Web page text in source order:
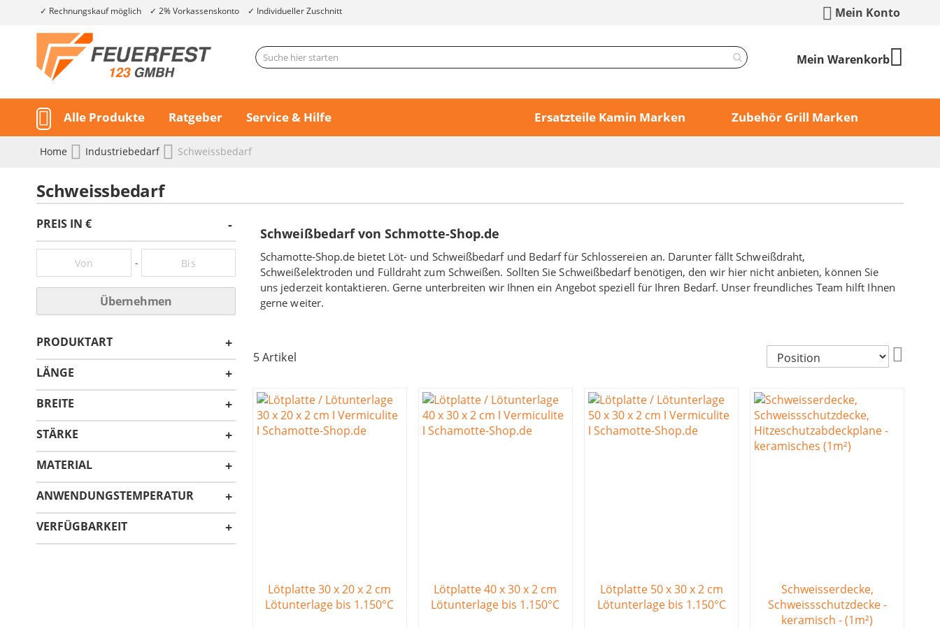
Rechnungskauf möglich 2% Vorkassenskonto Individueller Zuschnitt Mein Konto
Mein Warenkorb
Alle Produkte Ratgeber Service & Hilfe Ersatzteile Kamin Marken Zubehör Grill Marken
Home Industriebedarf Schweissbedarf
Schweissbedarf
Schweißbedarf von Schmotte-Shop.de
Schamotte-Shop.de bietet Löt- und Schweißbedarf und Bedarf für Schlossereien an. Darunter fällt Schweißdraht,
Schweißelektroden und Fülldraht zum Schweißen. Sollten Sie Schweißbedarf benötigen, den wir hier nicht anbieten, können Sie
uns jederzeit kontaktieren. Gerne unterbreiten wir Ihnen ein Angebot speziell für Ihren Bedarf. Unser freundliches Team hilft Ihnen
gerne weiter.
5Artikel
Lötplatte 30 x 20 x 2 cm
Lötunterlage bis 1.150°C
Lötplatte 40 x 30 x 2 cm
Lötunterlage bis 1.150°C
Lötplatte 50 x 30 x 2 cm
Lötunterlage bis 1.150°C
Schweisserdecke,
Schweissschutzdecke -
keramisch - (1m²)
PREIS IN €
-
Übernehmen
PRODUKTART
LÄNGE
BREITE
STÄRKE
MATERIAL
ANWENDUNGSTEMPERATUR
VERFÜGBARKEIT